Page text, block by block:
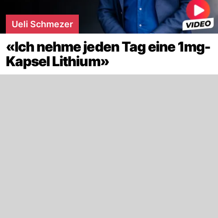
Ueli Schmezer
«Ich nehme jeden Tag eine 1mg-
Kapsel Lithium»